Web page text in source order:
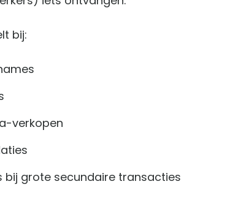
bij:
verkopen
bij grote secundaire transacties